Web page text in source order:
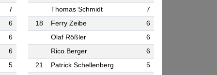
7
6
6
6
5
Thomas Schmidt
7
18
Ferry Zeibe
6
Olaf Rößler
6
Rico Berger
6
21
Patrick Schellenberg
5